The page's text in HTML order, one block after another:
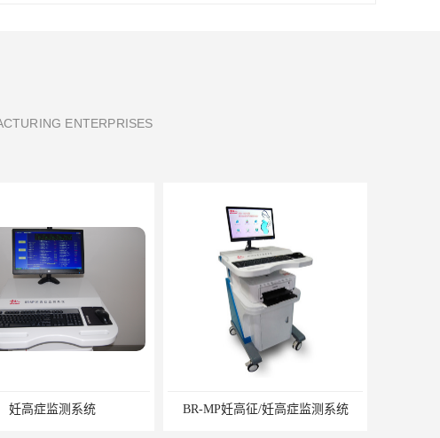
ENTERPRISES
BR-MP妊高征/妊高症监测系统